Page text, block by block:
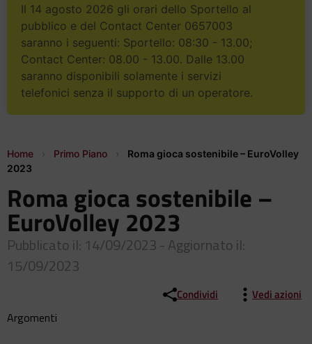
Il 14 agosto 2026 gli orari dello Sportello al
pubblico e del Contact Center 0657003
saranno i seguenti: Sportello: 08:30 - 13.00;
Contact Center: 08.00 - 13.00. Dalle 13.00
saranno disponibili solamente i servizi
telefonici senza il supporto di un operatore.
Home › Primo Piano ›
Roma gioca sostenibile – EuroVolley
2023
Roma gioca sostenibile –
EuroVolley 2023
Pubblicato il: 14/09/2023 - Aggiornato il:
15/09/2023
Condividi Vedi azioni
Argomenti